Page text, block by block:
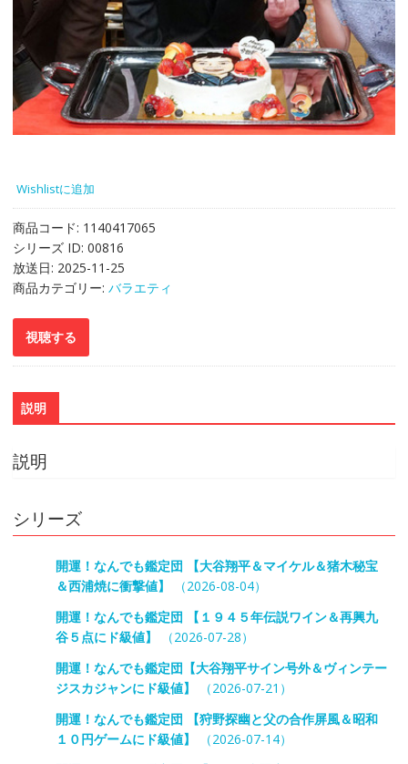
Wishlistに追加
商品コード: 1140417065
シリーズ ID: 00816
放送日: 2025-11-25
商品カテゴリー: バラエティ
説明
説明
シリーズ
開運！なんでも鑑定団 【大谷翔平＆マイケル＆猪木秘宝
＆西浦焼に衝撃値】
（2026-08-04）
開運！なんでも鑑定団 【１９４５年伝説ワイン＆再興九
谷５点にド級値】
（2026-07-28）
開運！なんでも鑑定団【大谷翔平サイン号外＆ヴィンテー
ジスカジャンにド級値】
（2026-07-21）
開運！なんでも鑑定団 【狩野探幽と父の合作屏風＆昭和
１０円ゲームにド級値】
（2026-07-14）